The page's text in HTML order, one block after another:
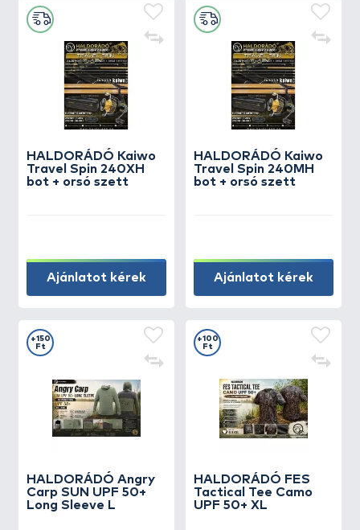
HALDORÁDÓ Kaiwo
Travel Spin 240XH
bot + orsó szett
Ajánlatot kérek
HALDORÁDÓ Kaiwo
Travel Spin 240MH
bot + orsó szett
Ajánlatot kérek
HALDORÁDÓ Angry
Carp SUN UPF 50+
Long Sleeve L
+150
Ft
HALDORÁDÓ FES
Tactical Tee Camo
UPF 50+ XL
+100
Ft